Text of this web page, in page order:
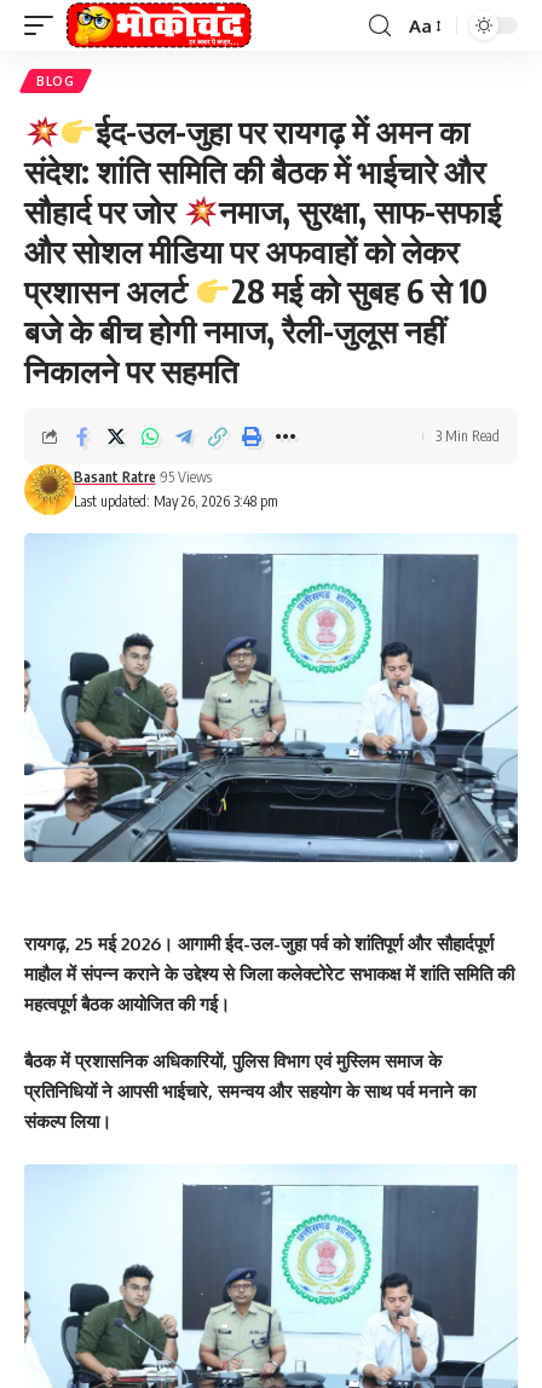
Font
Aa
BLOG
ईद-उल-जुहा पर रायगढ़ में अमन का
संदेश: शांति समिति की बैठक में भाईचारे और
सौहार्द पर जोर
नमाज, सुरक्षा, साफ-सफाई
और सोशल मीडिया पर अफवाहों को लेकर
प्रशासन अलर्ट
28 मई को सुबह 6 से 10
बजे के बीच होगी नमाज, रैली-जुलूस नहीं
निकालने पर सहमति
Last updated: May 26, 2026 3:48 pm
Basant Ratre 95 Views
3 Min Read
रायगढ़, 25 मई 2026। आगामी ईद-उल-जुहा पर्व को शांतिपूर्ण और सौहार्दपूर्ण
माहौल में संपन्न कराने के उद्देश्य से जिला कलेक्टोरेट सभाकक्ष में शांति समिति की
महत्वपूर्ण बैठक आयोजित की गई।
बैठक में प्रशासनिक अधिकारियों, पुलिस विभाग एवं मुस्लिम समाज के
प्रतिनिधियों ने आपसी भाईचारे, समन्वय और सहयोग के साथ पर्व मनाने का
संकल्प लिया।